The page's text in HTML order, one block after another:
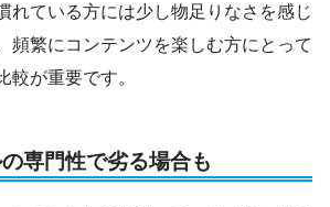
れている方には少し物足りなさを感じ
頻繁にコンテンツを楽しむ方にとって
較が重要です。
専門性で劣る場合も